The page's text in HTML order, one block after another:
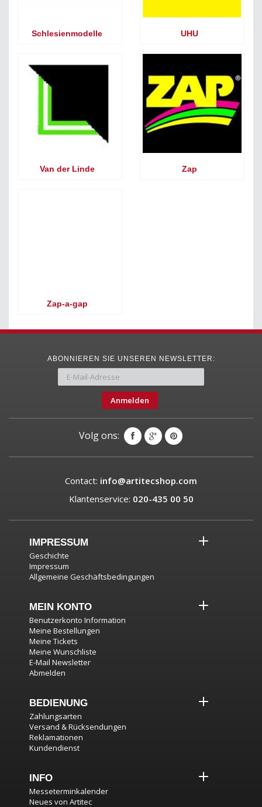
Schlesienmodelle UHU
Van der Linde Zap
Zap-a-gap
ABONNIEREN SIE UNSEREN NEWSLETTER:
Anmelden
Volg ons:
Contact: info@artitecshop.com
Klantenservice: 020-435 00 50
IMPRESSUM
Geschichte
Impressum
Allgemeine Geschäftsbedingungen
MEIN KONTO
Benutzerkonto Information
Meine Bestellungen
Meine Tickets
Meine Wunschliste
E-Mail Newsletter
Abmelden
BEDIENUNG
Zahlungsarten
Versand & Rücksendungen
Reklamationen
Kundendienst
INFO
Messeterminkalender
Neues von Artitec